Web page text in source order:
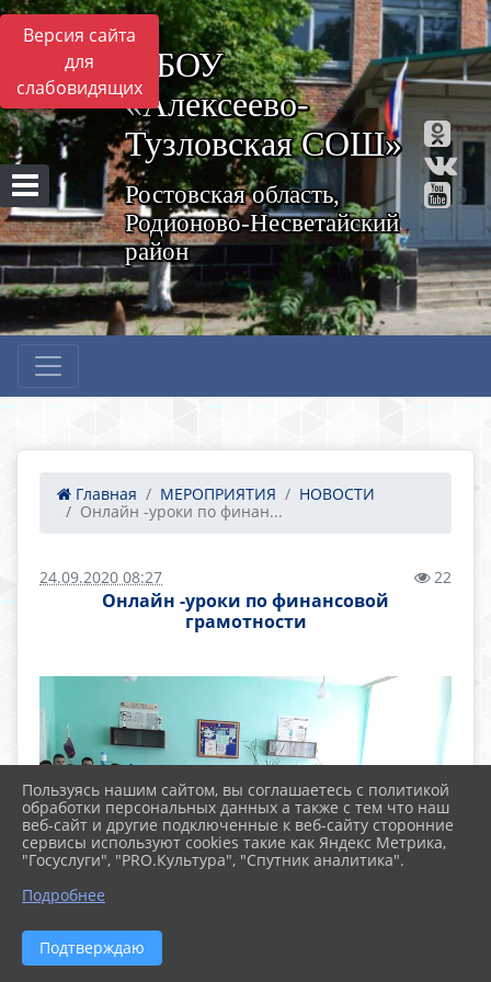
Версия сайта
для
слабовидящих
МБОУ
«Алексеево-
Тузловская СОШ»
Ростовская область,
Родионово-Несветайский
район
Главная МЕРОПРИЯТИЯ
НОВОСТИ
Онлайн -уроки по финан...
24.09.2020 08:27 22
Онлайн -уроки по финансовой
грамотности
Пользуясь нашим сайтом, вы соглашаетесь с политикой
обработки персональных данных а также с тем что наш
веб-сайт и другие подключенные к веб-сайту сторонние
сервисы используют cookies такие как Яндекс Метрика,
"Госуслуги", "PRO.Культура", "Спутник аналитика".
Подробнее
Подтверждаю